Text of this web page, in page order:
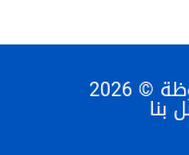
2026
بنا